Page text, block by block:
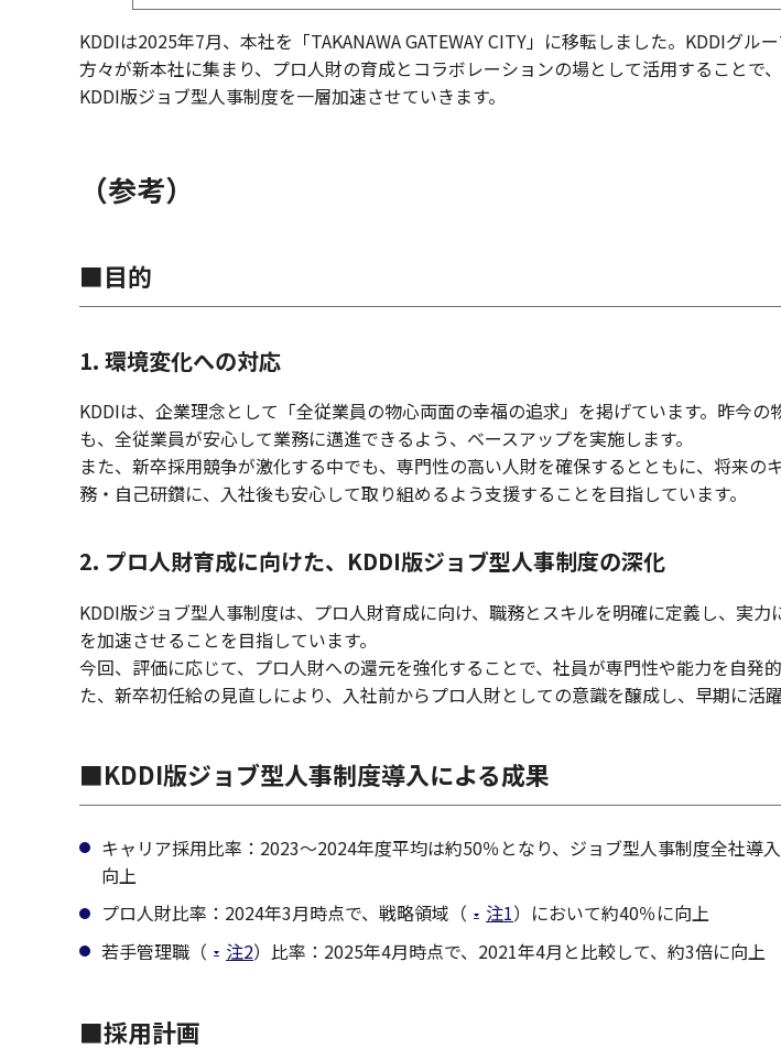
KDDIは2025年7月、本社を「TAKANAWA GATEWAY CITY」に移転しました。KDDIグル
方々が新本社に集まり、プロ人財の育成とコラボレーションの場として活用することで
KDDI版ジョブ型人事制度を一層加速させていきます。
（参考）
■目的
1. 環境変化への対応
KDDIは、企業理念として「全従業員の物心両面の幸福の追求」を掲げています。昨今
も、全従業員が安心して業務に邁進できるよう、ベースアップを実施します。
また、新卒採用競争が激化する中でも、専門性の高い人財を確保するとともに、将来の
務・自己研鑽に、入社後も安心して取り組めるよう支援することを目指しています。
2. プロ人財育成に向けた、KDDI版ジョブ型人事制度の深化
KDDI版ジョブ型人事制度は、プロ人財育成に向け、職務とスキルを明確に定義し、実
を加速させることを目指しています。
今回、評価に応じて、プロ人財への還元を強化することで、社員が専門性や能力を自発
た、新卒初任給の見直しにより、入社前からプロ人財としての意識を醸成し、早期に活
■KDDI版ジョブ型人事制度導入による成果
キャリア採用比率：2023～2024年度平均は約50％となり、ジョブ型人事制度全社導
向上
プロ人財比率：2024年3月時点で、戦略領域（
注1）において約40％に向上
若手管理職（
注2）比率：2025年4月時点で、2021年4月と比較して、約3倍に向上
■採用計画